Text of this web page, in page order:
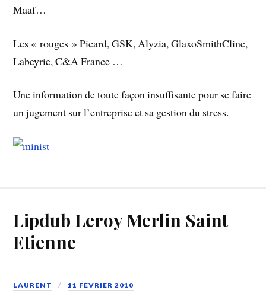
Maaf…
Les « rouges » Picard, GSK, Alyzia, GlaxoSmithCline,
Labeyrie, C&A France …
Une information de toute façon insuffisante pour se faire
un jugement sur l’entreprise et sa gestion du stress.
Lipdub Leroy Merlin Saint
Etienne
LAURENT 11 FÉVRIER 2010